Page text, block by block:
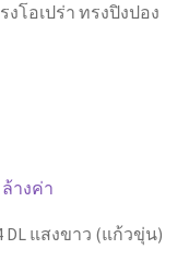
งโอเปร่า ทรงปิงปอง
ล้างค่า
DL แสงขาว (แก้วขุ่น)